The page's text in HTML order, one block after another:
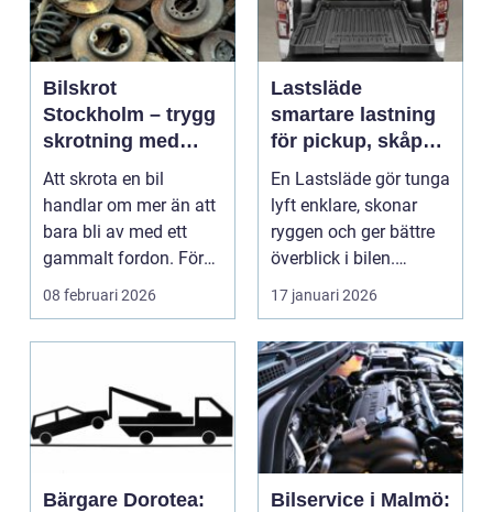
Bilskrot
Stockholm – trygg
skrotning med
fokus på miljö och
återvinning
Att skrota en bil
handlar om mer än att
bara bli av med ett
gammalt fordon. För
mång...
08 februari 2026
Lastsläde
smartare lastning
för pickup, skåpbil
och personbil
En Lastsläde gör tunga
lyft enklare, skonar
ryggen och ger bättre
överblick i bilen.
Genom att kunna...
17 januari 2026
Bärgare Dorotea:
Bilservice i Malmö: